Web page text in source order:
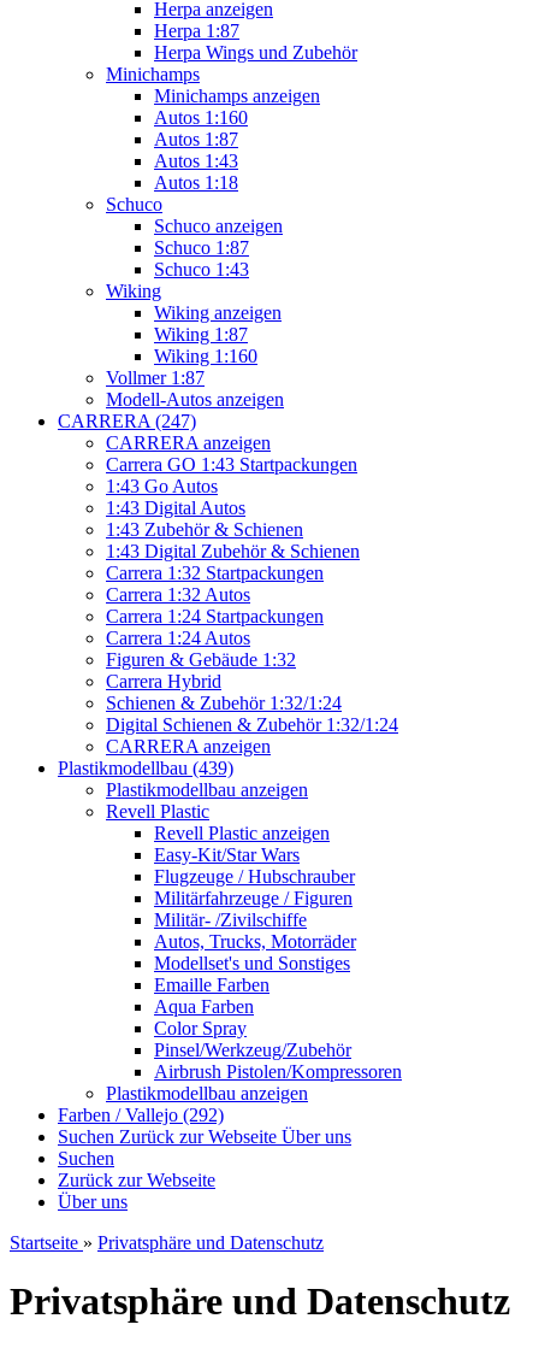
Herpa anzeigen
Herpa 1:87
Herpa Wings und Zubehör
Minichamps
Minichamps anzeigen
Autos 1:160
Autos 1:87
Autos 1:43
Autos 1:18
Schuco
Schuco anzeigen
Schuco 1:87
Schuco 1:43
Wiking
Wiking anzeigen
Wiking 1:87
Wiking 1:160
Vollmer 1:87
Modell-Autos anzeigen
CARRERA (247)
CARRERA anzeigen
Carrera GO 1:43 Startpackungen
1:43 Go Autos
1:43 Digital Autos
1:43 Zubehör & Schienen
1:43 Digital Zubehör & Schienen
Carrera 1:32 Startpackungen
Carrera 1:32 Autos
Carrera 1:24 Startpackungen
Carrera 1:24 Autos
Figuren & Gebäude 1:32
Carrera Hybrid
Schienen & Zubehör 1:32/1:24
Digital Schienen & Zubehör 1:32/1:24
CARRERA anzeigen
Plastikmodellbau (439)
Plastikmodellbau anzeigen
Revell Plastic
Revell Plastic anzeigen
Easy-Kit/Star Wars
Flugzeuge / Hubschrauber
Militärfahrzeuge / Figuren
Militär- /Zivilschiffe
Autos, Trucks, Motorräder
Modellset's und Sonstiges
Emaille Farben
Aqua Farben
Color Spray
Pinsel/Werkzeug/Zubehör
Airbrush Pistolen/Kompressoren
Plastikmodellbau anzeigen
Farben / Vallejo (292)
Suchen Zurück zur Webseite Über uns
Suchen
Zurück zur Webseite
Über uns
Startseite » Privatsphäre und Datenschutz
Privatsphäre und Datenschutz